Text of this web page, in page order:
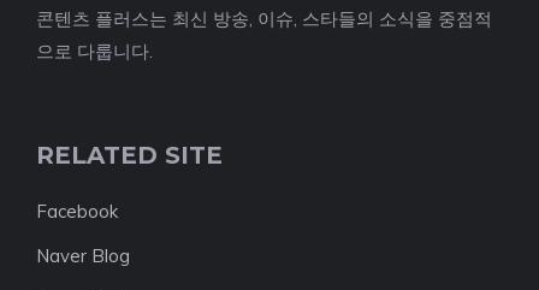
콘텐츠 플러스는 최신 방송, 이슈, 스타들의 소식을 중점적
으로 다룹니다.
RELATED SITE
Facebook
Naver Blog